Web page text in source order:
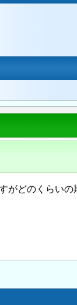
がどのくらいの